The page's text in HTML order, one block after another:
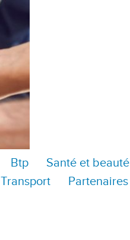
Btp Santé et beauté
Transport Partenaires